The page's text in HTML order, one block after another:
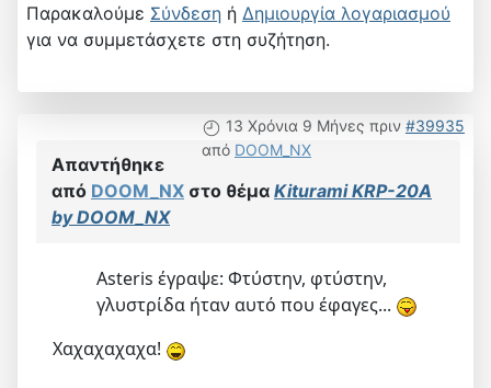
Παρακαλούμε Σύνδεση ή Δημιουργία λογαριασμού
για να συμμετάσχετε στη συζήτηση.
13 Χρόνια 9 Μήνες πριν #39935
από DOOM_NX
Απαντήθηκε
από DOOM_NX στο θέμα Kiturami KRP-20A
by DOOM_NX
Asteris έγραψε: Φτύστην, φτύστην,
γλυστρίδα ήταν αυτό που έφαγες...
Χαχαχαχαχα!